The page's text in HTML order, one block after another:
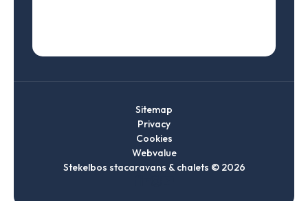
Stekelbos stacaravans & chalets © 2026
Sitemap
Privacy
Cookies
Webvalue